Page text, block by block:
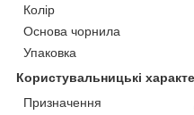
Колір
Основа чорнила
Упаковка
Користувальницькі
Призначення